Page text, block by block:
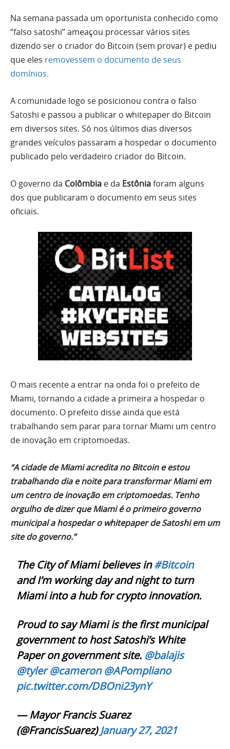
Na semana passada um oportunista conhecido como
“falso satoshi” ameaçou processar vários sites
dizendo ser o criador do Bitcoin (sem provar) e pediu
que eles removessem o documento de seus
domínios.
A comunidade logo se posicionou contra o falso
Satoshi e passou a publicar o whitepaper do Bitcoin
em diversos sites. Só nos últimos dias diversos
grandes veículos passaram a hospedar o documento
publicado pelo verdadeiro criador do Bitcoin.
O governo da Colômbia e da Estôniaforam alguns
dos que publicaram o documento em seus sites
oficiais.
O mais recente a entrar na onda foi o prefeito de
Miami, tornando a cidade a primeira a hospedar o
documento. O prefeito disse ainda que está
trabalhando sem parar para tornar Miami um centro
de inovação em criptomoedas.
“A cidade de Miami acredita no Bitcoin e estou
trabalhando dia e noite para transformar Miami em
um centro de inovação em criptomoedas. Tenho
orgulho de dizer que Miami é o primeiro governo
municipal a hospedar o whitepaper de Satoshi em um
site do governo.”
The City of Miami believes in#Bitcoin
and I’m working day and night to turn
Miami into a hub for crypto innovation.
Proud to say Miami is the first municipal
government to host Satoshi’s White
Paper on government site. @balajis
@tyler @cameron @APompliano
pic.twitter.com/DBOni23ynY
— Mayor Francis Suarez
(@FrancisSuarez)January 27, 2021